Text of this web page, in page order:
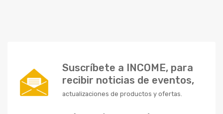
Suscríbete a INCOME, para
recibir noticias de eventos,
actualizaciones de productos y ofertas.